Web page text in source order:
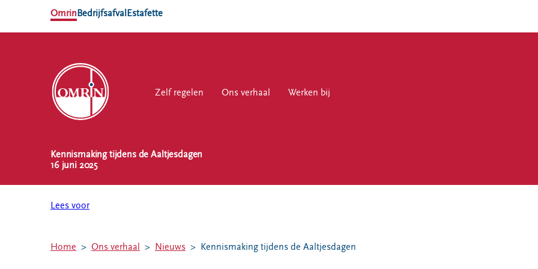
OmrinBedrijfsafval Estafette
Zelf regelen Ons verhaal Werken bij
Zelf regelen Ons verhaal Werken bij
EN
Zelf regelen
Afvalkalender
Afval scheiden
Omrin
Contact
Klantenservice
SYP
Kennismaking tijdens de Aaltjesdagen
16 juni 2025
Lees voor
Home Ons verhaal Nieuws Kennismaking tijdens de Aaltjesdagen